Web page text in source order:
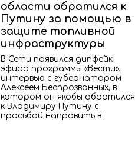
области обратился к
Путину за помощью в
защите топливной
инфраструктуры
В Сети появился дипфейк
эфира программы «Вести»,
интервью с губернатором
Алексеем Беспрозванных, в
котором он якобы обратился
к Владимиру Путину с
просьбой направить в